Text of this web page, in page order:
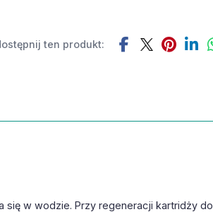
ten produkt:
w wodzie. Przy regeneracji kartridży do